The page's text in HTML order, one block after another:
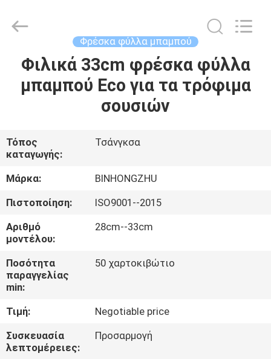
ΣΠΊΤΙ
ΠΕΡΊΠΟΥ
ΕΜΕΊΣ
ΓΎΡΟΣ
ΕΡΓΟΣΤΑΣΊΩΝ
ΠΟΙΟΤΙΚΌΣ
ΈΛΕΓΧΟΣ
ΜΑΣ
ΕΛΆΤΕ
and
Export
Reserved.
Φρέσκα φύλλα μπαμπού
Φιλικά 33cm φρέσκα φύλλα
μπαμπού Eco για τα τρόφιμα
σουσιών
Τόπος
καταγωγής:
Τσάνγκσα
Μάρκα:
BINHONGZHU
Πιστοποίηση:
ISO9001--2015
Αριθμό
μοντέλου:
28cm--33cm
Ποσότητα
παραγγελίας
min:
50 χαρτοκιβώτιο
Τιμή:
Negotiable price
Συσκευασία
λεπτομέρειες:
Προσαρμογή